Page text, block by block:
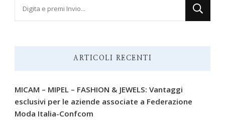
ARTICOLI RECENTI
MICAM – MIPEL – FASHION & JEWELS: Vantaggi
esclusivi per le aziende associate a Federazione
Moda Italia-Confcom